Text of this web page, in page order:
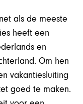
als de meeste
heeft een
en
Om hen
vakantiesluiting
goed te maken.